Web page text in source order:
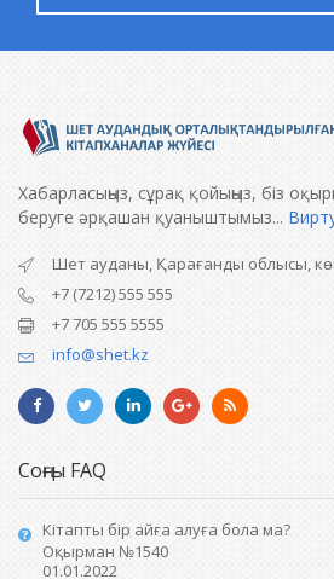
Хабарласыңыз, сұрақ қойыңыз, біз
беруге әрқашан қуаныштымыз...
Шет ауданы, Қарағанды облысы,
+7 (7212) 555 555
+7 705 555 5555
info@shet.kz
Соңғы FAQ
Кітапты бір айға алуға бола ма?
Оқырман №1540
01.01.2022